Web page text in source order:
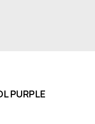
PURPLE